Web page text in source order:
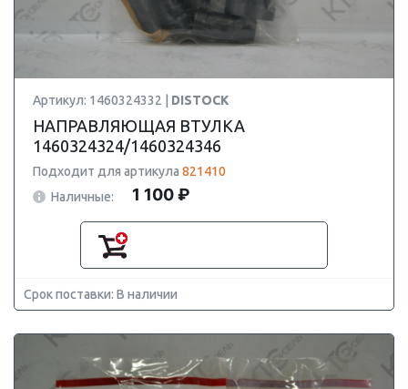
Артикул: 1460324332 | DISTOCK
НАПРАВЛЯЮЩАЯ ВТУЛКА
1460324324/1460324346
Подходит для артикула 821410
Наличные:
1 100 ₽
Срок поставки: В наличии